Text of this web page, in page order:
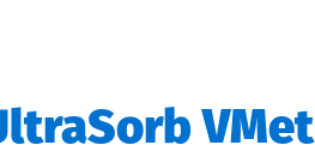
VMet